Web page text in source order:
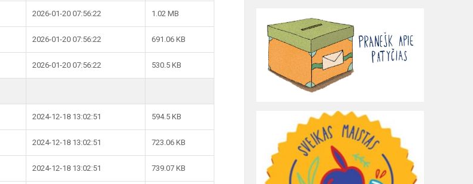
2026-01-20 07:56:22 1.02 MB
2026-01-20 07:56:22 691.06 KB
2026-01-20 07:56:22 530.5 KB
2024-12-18 13:02:51 594.5 KB
2024-12-18 13:02:51 723.06 KB
2024-12-18 13:02:51 739.07 KB